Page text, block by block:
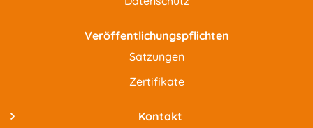
Veröffentlichungspflichten
Satzungen
Zertifikate
Kontakt